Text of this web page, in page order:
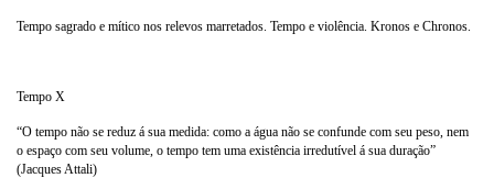
Tempo sagrado e mítico nos relevos marretados. Tempo e violência. Kronos e Chronos.
Tempo X
“O tempo não se reduz á sua medida: como a água não se confunde com seu peso, nem
o espaço com seu volume, o tempo tem uma existência irredutível á sua duração”
(Jacques Attali)